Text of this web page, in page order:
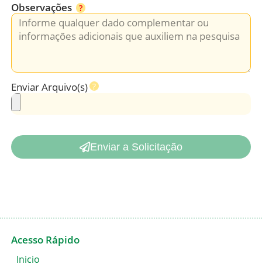
Observações
Enviar Arquivo(s)
Enviar a Solicitação
Acesso Rápido
Inicio